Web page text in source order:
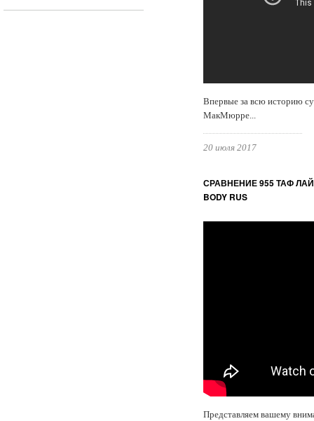
Впервые за всю историю
МакМюрре...
20 июля 2017
СРАВНЕНИЕ 955 ТАФ
BODY RUS
Представляем вашему